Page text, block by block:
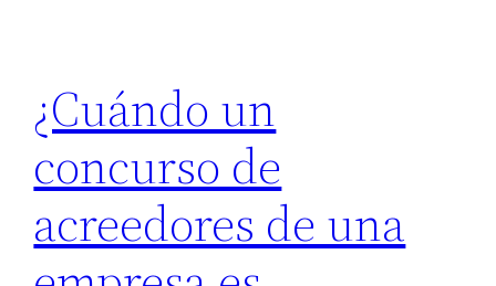
¿Cuándo un
concurso de
acreedores de una